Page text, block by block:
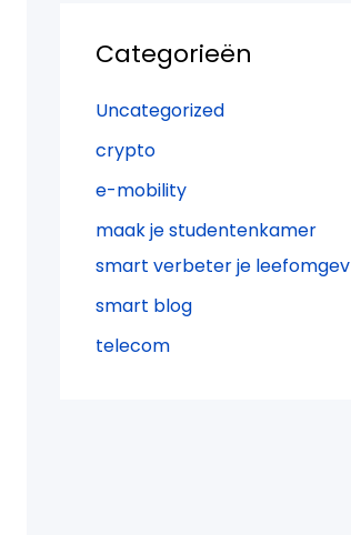
Categorieën
Uncategorized
crypto
e-mobility
maak je studentenkamer
smart verbeter je leefomgev
smart blog
telecom